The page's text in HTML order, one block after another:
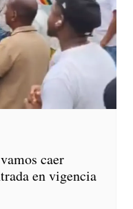
caer
en vigencia